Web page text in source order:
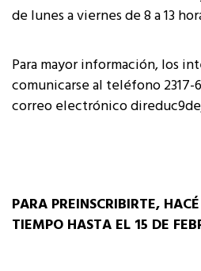
de lunes a viernes de 8 a 13
Para mayor información, los
comunicarse al teléfono 2317-
correo electrónico
PARA PREINSCRIBIRTE, HACÉ
TIEMPO HASTA EL 15 DE